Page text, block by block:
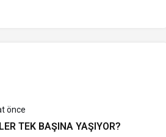
önce
TEK BAŞINA YAŞIYOR?